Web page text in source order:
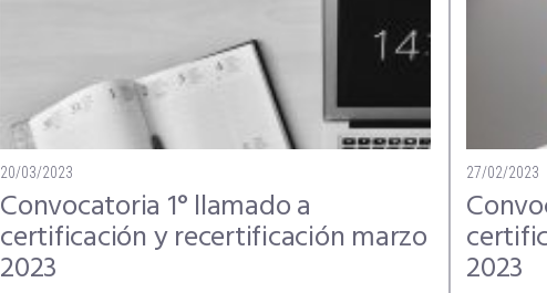
20/03/2023
Convocatoria 1° llamado a
certificación y recertificación marzo
2023
27/02/2023
2023